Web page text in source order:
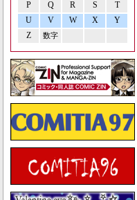
P Q R S
T
U
V W X
Y
Z
数字